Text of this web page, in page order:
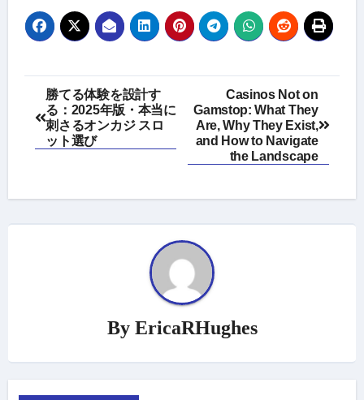
Post
navigation
勝てる体験を設計す
る：2025年版・本当に
刺さるオンカジ スロ
ット選び
Casinos Not on
Gamstop: What They
Are, Why They Exist,
and How to Navigate
the Landscape
By EricaRHughes